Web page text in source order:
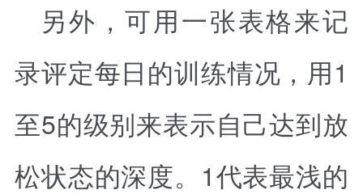
另外，可用一张表格来记
录评定每日的训练情况，用1
至5的级别来表示自己达到放
松状态的深度。1代表最浅的